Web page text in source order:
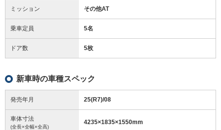
ミッション その他AT
乗車定員 5名
ドア数 5枚
新車時の車種スペック
発売年月 25(R7)/08
車体寸法
(全長×全幅×全高)
4235×1835×1550mm